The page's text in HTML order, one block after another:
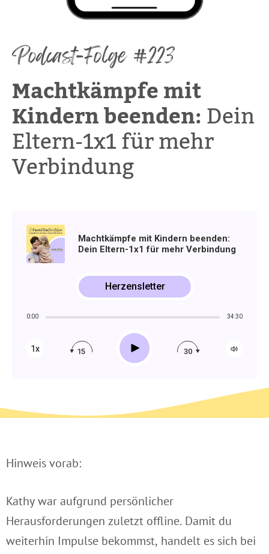
Podcast-Folge #223
Machtkämpfe mit
Kindern beenden:Dein
Eltern-1x1 für mehr
Verbindung
Machtkämpfe mit Kindern beenden:
Dein Eltern-1x1 für mehr Verbindung
0:00 34:30
1x 15 Play 30
Herzensletter
Hinweis vorab:
Kathy war aufgrund persönlicher
Herausforderungen zuletzt offline. Damit du
weiterhin Impulse bekommst, handelt es sich bei